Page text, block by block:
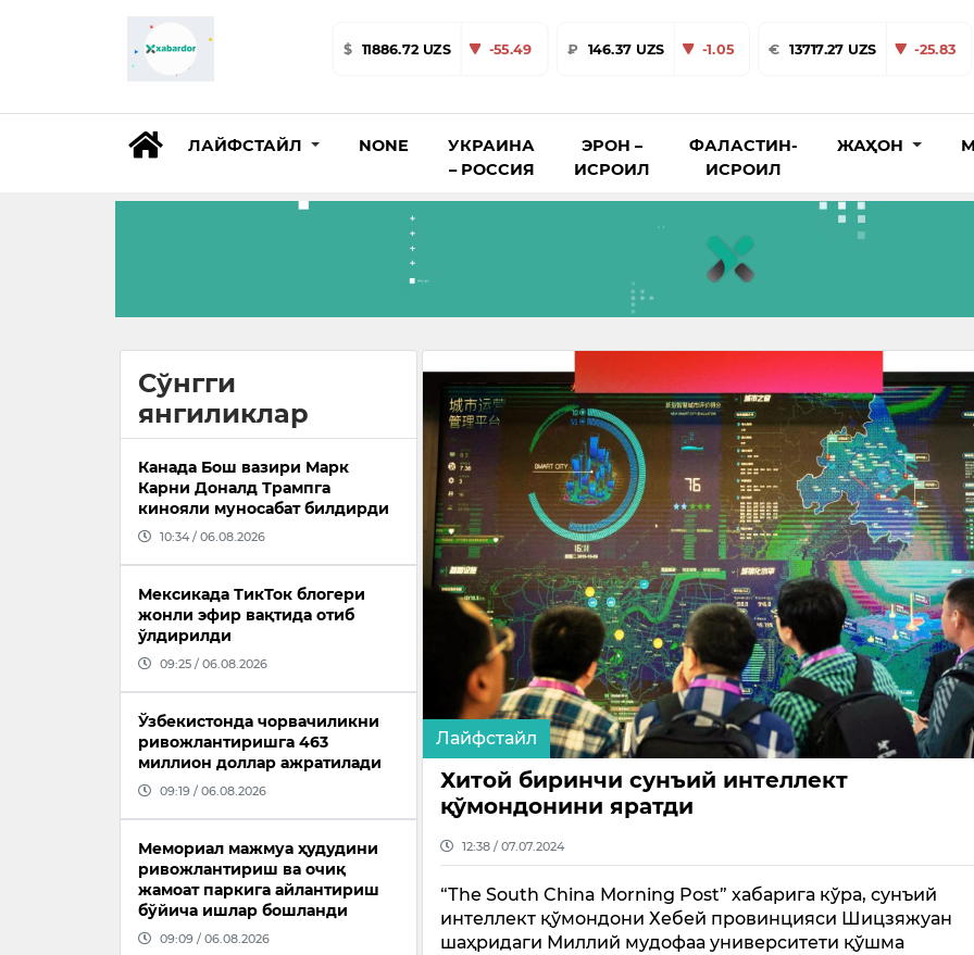
$ 11886.72 UZS -55.49 ₽ 146.37 UZS -1.05 € 13717.27 UZS -25.83
ЛАЙФСТАЙЛ NONE
УКРАИНА
– РОССИЯ
ЭРОН –
ИСРОИЛ
ФАЛАСТИН-
ИСРОИЛ
ЖАҲОН
Сўнгги
янгиликлар
Канада Бош вазири Марк
Карни Доналд Трампга
кинояли муносабат билдирди
10:34 / 06.08.2026
Мексикада ТикТок блогери
жонли эфир вақтида отиб
ўлдирилди
09:25 / 06.08.2026
Ўзбекистонда чорвачиликни
ривожлантиришга 463
миллион доллар ажратилади
09:19 / 06.08.2026
Мемориал мажмуа ҳудудини
ривожлантириш ва очиқ
жамоат паркига айлантириш
бўйича ишлар бошланди
09:09 / 06.08.2026
Лайфстайл
Хитой биринчи сунъий интеллект
қўмондонини яратди
12:38 / 07.07.2024
“Тhе South China Morning Post” хабарига кўра, сунъий
интеллект қўмондони Хебей провинцияси Шицзяжуан
шаҳридаги Миллий мудофаа университети қўшма